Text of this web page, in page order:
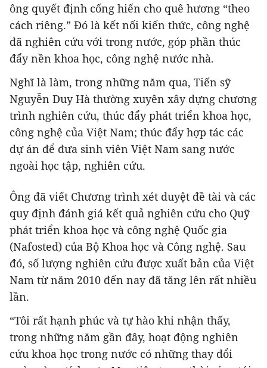
ông quyết định cống hiến cho quê hương “theo
cách riêng.” Đó là kết nối kiến thức, công nghệ
đã nghiên cứu với trong nước, góp phần thúc
đẩy nền khoa học, công nghệ nước nhà.
Nghĩ là làm, trong những năm qua, Tiến sỹ
Nguyễn Duy Hà thường xuyên xây dựng chương
trình nghiên cứu, thúc đẩy phát triển khoa học,
công nghệ của Việt Nam; thúc đẩy hợp tác các
dự án để đưa sinh viên Việt Nam sang nước
ngoài học tập, nghiên cứu.
Ông đã viết Chương trình xét duyệt đề tài và các
quy định đánh giá kết quả nghiên cứu cho Quỹ
phát triển khoa học và công nghệ Quốc gia
(Nafosted) của Bộ Khoa học và Công nghệ. Sau
đó, số lượng nghiên cứu được xuất bản của Việt
Nam từ năm 2010 đến nay đã tăng lên rất nhiều
lần.
“Tôi rất hạnh phúc và tự hào khi nhận thấy,
trong những năm gần đây, hoạt động nghiên
cứu khoa học trong nước có những thay đổi